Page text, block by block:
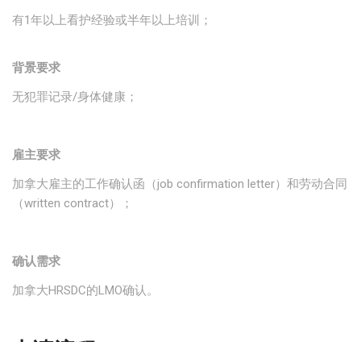
有1年以上看护经验或半年以上培训；
背景要求
无犯罪记录/身体健康；
雇主要求
加拿大雇主的工作确认函（job confirmation letter）和劳动合同
（written contract）；
确认需求
加拿大HRSDC的LMO确认。